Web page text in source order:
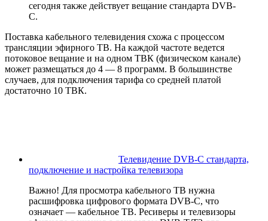
сегодня также действует вещание стандарта DVB-
C.
Поставка кабельного телевидения схожа с процессом
трансляции эфирного ТВ. На каждой частоте ведется
потоковое вещание и на одном ТВК (физическом канале)
может размещаться до 4 — 8 программ. В большинстве
случаев, для подключения тарифа со средней платой
достаточно 10 ТВК.
Телевидение DVB-C стандарта,
подключение и настройка телевизора
Важно! Для просмотра кабельного ТВ нужна
расшифровка цифрового формата DVB-C, что
означает — кабельное ТВ. Ресиверы и телевизоры